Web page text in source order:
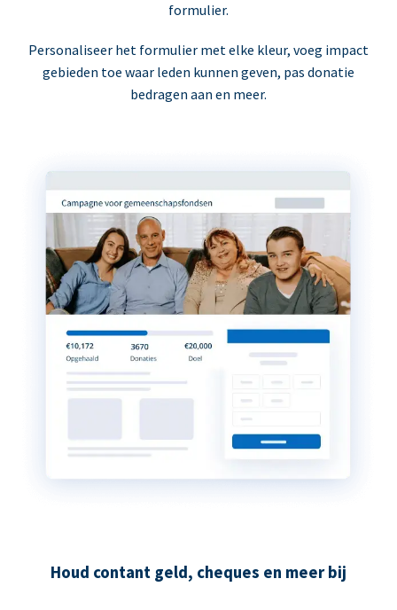
formulier.
Personaliseer het formulier met elke kleur, voeg impact
gebieden toe waar leden kunnen geven, pas donatie
bedragen aan en meer.
Houd contant geld, cheques en meer bij